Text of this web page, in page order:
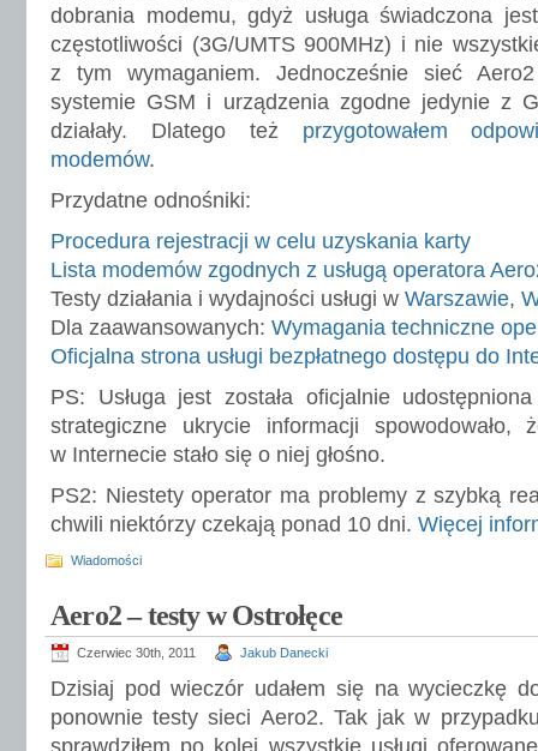
dobrania modemu, gdyż usługa świadczona
częstotliwości (3G/UMTS 900MHz) i nie
z tym wymaganiem. Jednocześnie sieć
systemie GSM i urządzenia zgodne jedynie z
działały. Dlatego też przygotowałem
modemów.
Przydatne odnośniki:
Procedura rejestracji w celu uzyskania karty
Lista modemów zgodnych z usługą operatora
Testy działania i wydajności usługi w Warszawie,
Dla zaawansowanych: Wymagania techniczne
Oficjalna strona usługi bezpłatnego dostępu do
PS: Usługa jest została oficjalnie
strategiczne ukrycie informacji
w Internecie stało się o niej głośno.
PS2: Niestety operator ma problemy z szybką
chwili niektórzy czekają ponad 10 dni. Więcej
Wiadomości
Aero2 – testy w Ostrołęce
Czerwiec 30th, 2011 Jakub Danecki
Dzisiaj pod wieczór udałem się na wycieczkę
ponownie testy sieci Aero2. Tak jak w
sprawdziłem po kolei wszystkie usługi